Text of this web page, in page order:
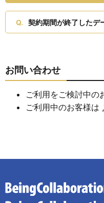
契約期間が終了したデ
お問い合わせ
ご利用をご検討中の
ご利用中のお客様は